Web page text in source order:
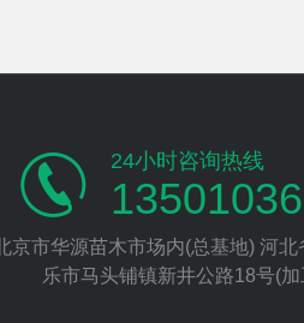
24小时咨询热线
京市华源苗木市场内(总基地) 河
乐市马头铺镇新井公路18号(